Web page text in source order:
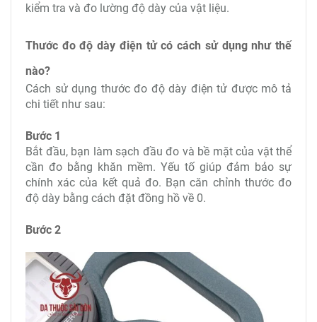
kiểm tra và đo lường độ dày của vật liệu.
Thước đo độ dày điện tử có cách sử dụng như thế
nào?
Cách sử dụng thước đo độ dày điện tử được mô tả
chi tiết như sau:
Bước 1
Bắt đầu, bạn làm sạch đầu đo và bề mặt của vật thể
cần đo bằng khăn mềm. Yếu tố giúp đảm bảo sự
chính xác của kết quả đo. Bạn căn chỉnh thước đo
độ dày bằng cách đặt đồng hồ về 0.
Bước 2